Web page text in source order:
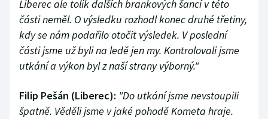
Liberec ale tolik dalších brankových šancí v této
části neměl. O výsledku rozhodl konec druhé třetiny,
kdy se nám podařilo otočit výsledek. V poslední
části jsme už byli na ledě jen my. Kontrolovali jsme
utkání a výkon byl z naší strany výborný."
Filip Pešán (Liberec): "Do utkání jsme nevstoupili
špatně. Věděli jsme v jaké pohodě Kometa hraje.